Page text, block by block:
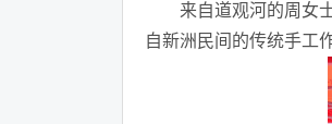
来自道观河的周女士
自新洲民间的传统手工